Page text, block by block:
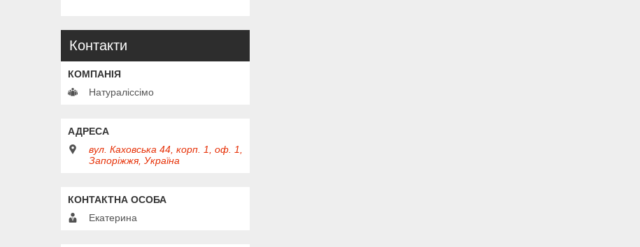
Контакти
Натураліссімо
вул. Каховська 44, корп. 1, оф. 1,
Запоріжжя, Україна
Екатерина